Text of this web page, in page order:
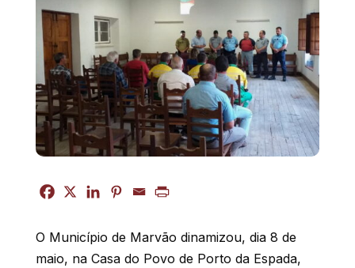
O Município de Marvão dinamizou, dia 8 de
maio, na Casa do Povo de Porto da Espada,